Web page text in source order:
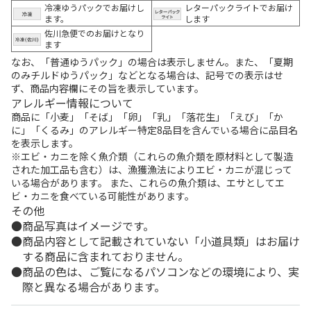
冷凍ゆうパックでお届けし
ます。
レターパックライトでお届け
します
佐川急便でのお届けとなり
ます
なお、「普通ゆうパック」の場合は表示しません。また、「夏期
のみチルドゆうパック」などとなる場合は、記号での表示はせ
ず、商品内容欄にその旨を表示しています。
アレルギー情報について
商品に「小麦」「そば」「卵」「乳」「落花生」「えび」「か
に」「くるみ」のアレルギー特定8品目を含んでいる場合に品目名
を表示します。
※エビ・カニを除く魚介類（これらの魚介類を原材料として製造
された加工品も含む）は、漁獲漁法によりエビ・カニが混じって
いる場合があります。 また、これらの魚介類は、エサとしてエ
ビ・カニを食べている可能性があります。
その他
商品写真はイメージです。
商品内容として記載されていない「小道具類」はお届け
する商品に含まれておりません。
商品の色は、ご覧になるパソコンなどの環境により、実
際と異なる場合があります。